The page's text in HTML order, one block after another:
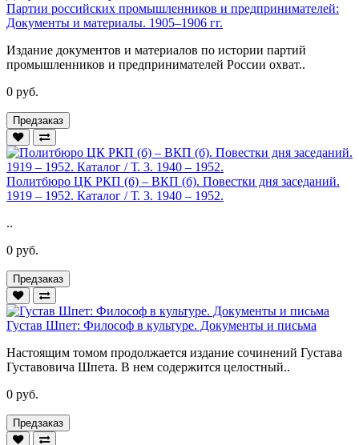
Партии российских промышленников и предпринимателей:
Документы и материалы. 1905–1906 гг.
Издание документов и материалов по истории партий
промышленников и предпринимателей России охват..
0 руб.
Предзаказ
Политбюро ЦК РКП (б) – ВКП (б). Повестки дня заседаний.
1919 – 1952. Каталог / Т. 3. 1940 – 1952.
..
0 руб.
Предзаказ
Густав Шпет: Философ в культуре. Документы и письма
Настоящим томом продолжается издание сочинений Густава
Густавовича Шпета. В нем содержится целостный..
0 руб.
Предзаказ